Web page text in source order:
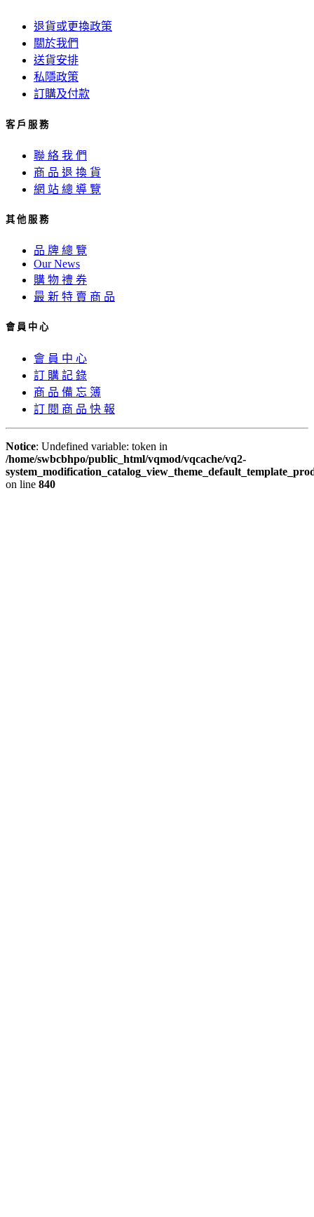
退貨或更換政策
關於我們
送貨安排
私隱政策
訂購及付款
客 戶 服 務
聯 絡 我 們
商 品 退 換 貨
網 站 總 導 覽
其 他 服 務
品 牌 總 覽
Our News
購 物 禮 券
最 新 特 賣 商 品
會 員 中 心
會 員 中 心
訂 購 記 錄
商 品 備 忘 簿
訂 閱 商 品 快 報
Notice: Undefined variable: token in
/home/swbcbhpo/public_html/vqmod/vqcache/vq2-
on line 840